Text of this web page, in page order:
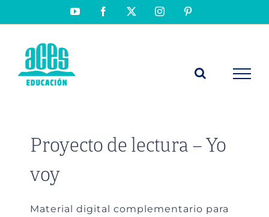
YouTubeFacebook Instagram
Proyecto de lectura – Yo
voy
Material digital complementario para